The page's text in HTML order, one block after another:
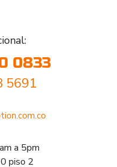
0833
5691
a 5pm
piso 2